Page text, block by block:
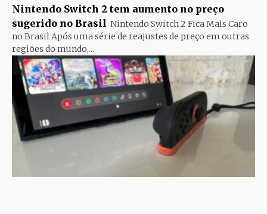
Nintendo Switch 2 tem aumento no preço
sugerido no Brasil Nintendo Switch 2 Fica Mais Caro
no Brasil Após uma série de reajustes de preço em outras
regiões do mundo,...